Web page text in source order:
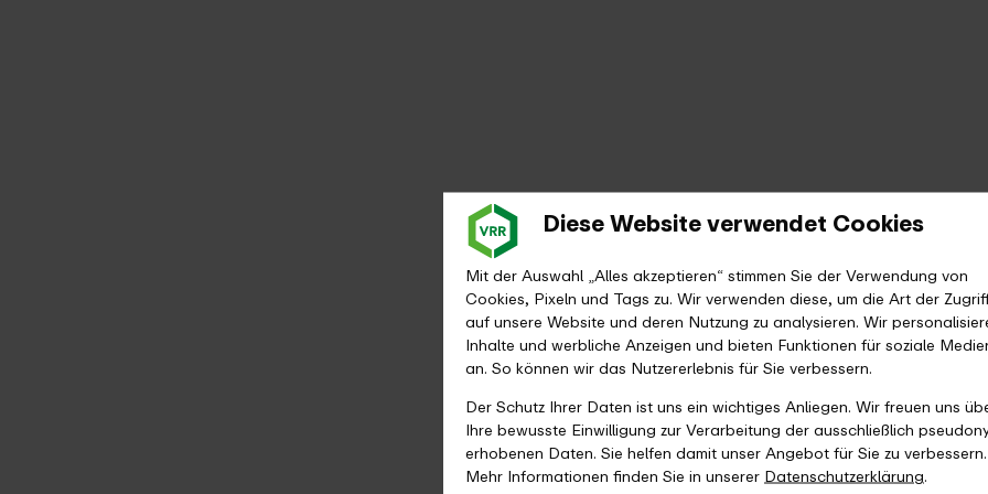
Diese Website verwendet Cookies
Mit der Auswahl „Alles akzeptieren“ stimmen Sie der Verwendung von
Cookies, Pixeln und Tags zu. Wir verwenden diese, um die Art der
auf unsere Website und deren Nutzung zu analysieren. Wir
Inhalte und werbliche Anzeigen und bieten Funktionen für soziale
an. So können wir das Nutzererlebnis für Sie verbessern.
Der Schutz Ihrer Daten ist uns ein wichtiges Anliegen. Wir freuen uns
Ihre bewusste Einwilligung zur Verarbeitung der ausschließlich
erhobenen Daten. Sie helfen damit unser Angebot für Sie zu verbessern.
Mehr Informationen finden Sie in unsererDatenschutzerklärung.